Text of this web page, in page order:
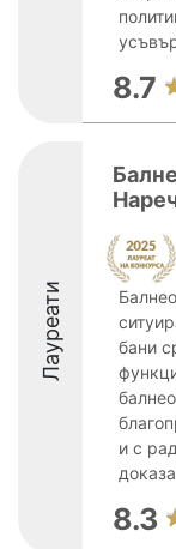
8.7
Лауреати
бани
и с
8.3